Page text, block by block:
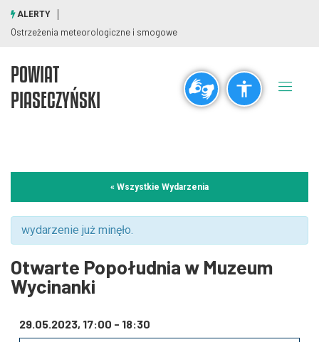
visibility_off title
Rozdzielczość
Czcionki
Zmniejsz czcionkę
ALERTY
Ostrzeżenia meteorologiczne i smogowe
POWIAT
PIASECZYŃSKI
« Wszystkie Wydarzenia
wydarzenie już minęło.
Otwarte Popołudnia w Muzeum
Wycinanki
29.05.2023, 17:00 - 18:30